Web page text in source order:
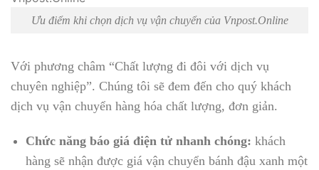
Ưu điểm khi chọn dịch vụ vận chuyển của Vnpost.Online
Với phương châm “Chất lượng đi đôi với dịch vụ
chuyên nghiệp”. Chúng tôi sẽ đem đến cho quý khách
dịch vụ vận chuyển hàng hóa chất lượng, đơn giản.
Chức năng báo giá điện tử nhanh chóng: khách
hàng sẽ nhận được giá vận chuyển bánh đậu xanh một